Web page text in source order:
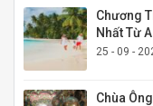
Chương
Nhất Từ
25 - 09 -
Chùa